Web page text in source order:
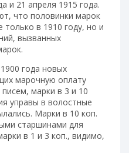
и 21 апреля 1915 года.
что половинки марок
в 1910 году, но и
вызванных
года новых
марочную оплату
марки в 3 и 10
управы в волостные
Марки в 10 коп.
старшинами для
в 1 и 3 коп., видимо,